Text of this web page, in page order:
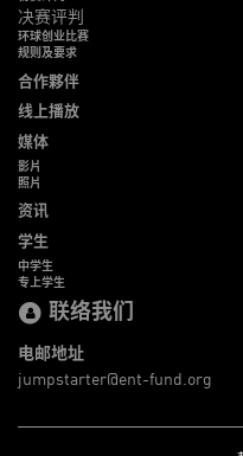
决赛评判
环球创业比赛
规则及要求
合作夥伴
线上播放
媒体
影片
照片
资讯
学生
中学生
专上学生
联络我们
电邮地址
jumpstarter@ent-fund.org